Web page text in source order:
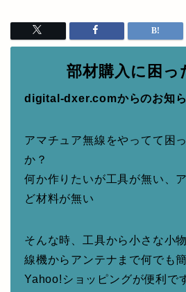
部材購入に困っ
digital-dxer.comからのお知
アマチュア無線をやってて困
か？
何か作りたいが工具が無い、
ど材料が無い
そんな時、工具から小さな小
線機からアンテナまで何でも
Yahoo!ショッピングが便利で